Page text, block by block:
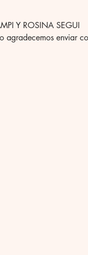
Y ROSINA SEGUI
agradecemos enviar